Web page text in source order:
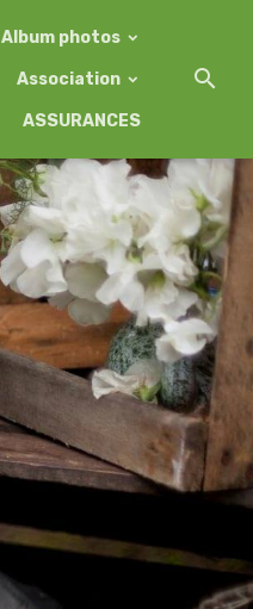
Album photos
Association
ASSURANCES